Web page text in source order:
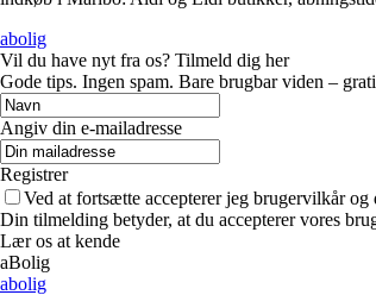
abolig
Vil du have nyt fra os? Tilmeld dig her
Gode tips. Ingen spam. Bare brugbar viden –
Angiv din e-mailadresse
Registrer
Ved at fortsætte accepterer jeg brugervilkår og
Din tilmelding betyder, at du accepterer vores
Lær os at kende
aBolig
abolig